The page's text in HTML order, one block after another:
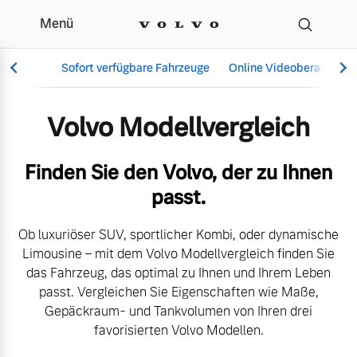
Der Volvo
Menü
Sofort verfügbare Fahrzeuge Online Videoberatung
Vollelektrisch
6 Modelle
Plug-in Hybrid
3 Modelle
Aktuelle Angebote
Über uns
Volvo Modellvergleich
Finden Sie den Volvo, der zu Ihnen
passt.
Ob luxuriöser SUV, sportlicher Kombi, oder dynamische
Limousine – mit dem Volvo Modellvergleich finden Sie
das Fahrzeug, das optimal zu Ihnen und Ihrem Leben
passt. Vergleichen Sie Eigenschaften wie Maße,
Gepäckraum- und Tankvolumen von Ihren drei
favorisierten Volvo Modellen.